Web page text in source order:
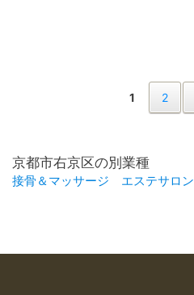
1 2
京都市右京区の別業種
接骨＆マッサージ エステサロン